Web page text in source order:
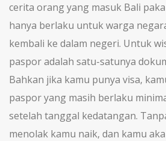
cerita orang yang masuk Bali
hanya berlaku untuk warga
kembali ke dalam negeri. Untuk
paspor adalah satu-satunya
Bahkan jika kamu punya visa,
paspor yang masih berlaku
setelah tanggal kedatangan.
menolak kamu naik, dan kamu